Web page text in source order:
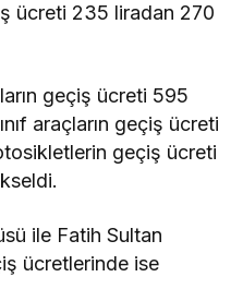
ücreti 235 liradan 270
geçiş ücreti 595
araçların geçiş ücreti
geçiş ücreti
ile Fatih Sultan
ücretlerinde ise